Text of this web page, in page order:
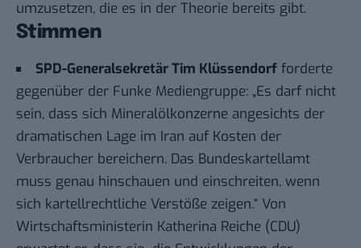
umzusetzen, die es in der Theorie bereits gibt.
Stimmen
SPD-Generalsekretär Tim Klüssendorf forderte
gegenüber der Funke Mediengruppe: „Es darf nicht
sein, dass sich Mineralölkonzerne angesichts der
dramatischen Lage im Iran auf Kosten der
Verbraucher bereichern. Das Bundeskartellamt
muss genau hinschauen und einschreiten, wenn
sich kartellrechtliche Verstöße zeigen.“ Von
Wirtschaftsministerin Katherina Reiche (CDU)